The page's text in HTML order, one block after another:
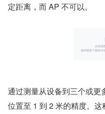
定距离，而 AP 不可以。
通过测量从设备到三个或更
位置至 1 到 2 米的精度。